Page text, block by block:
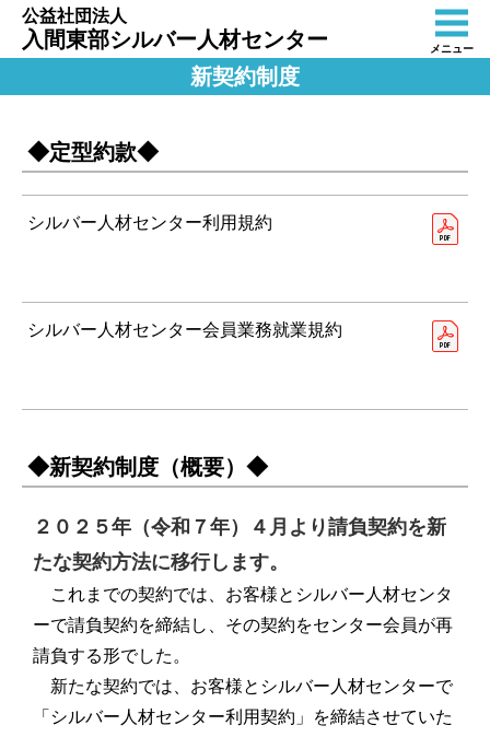
公益社団法人
入間東部シルバー人材センター メニュー
新契約制度
◆定型約款◆
シルバー人材センター利用規約
シルバー人材センター会員業務就業規約
◆新契約制度（概要）◆
２０２５年（令和７年）４月より請負契約を新
たな契約方法に移行します。
これまでの契約では、お客様とシルバー人材センタ
ーで請負契約を締結し、その契約をセンター会員が再
請負する形でした。
新たな契約では、お客様とシルバー人材センターで
「シルバー人材センター利用契約」を締結させていた